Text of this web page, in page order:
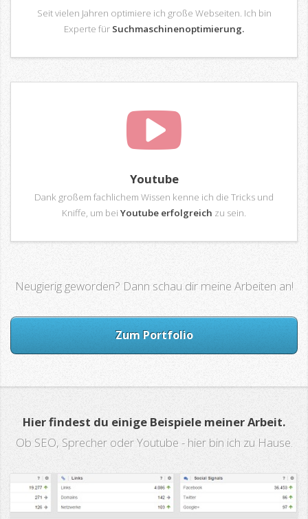
Seit vielen Jahren optimiere ich große Webseiten. Ich bin
Experte für Suchmaschinenoptimierung.
Youtube
Dank großem fachlichem Wissen kenne ich die Tricks und
Kniffe, um bei Youtube erfolgreich zu sein.
Neugierig geworden? Dann schau dir meine Arbeiten an!
Zum Portfolio
Hier findest du einige Beispiele meiner Arbeit.
Ob SEO, Sprecher oder Youtube - hier bin ich zu Hause.